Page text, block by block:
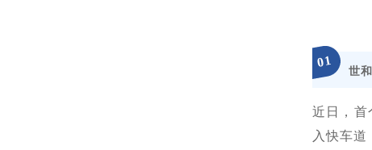
01
世
近日，首
入快车道